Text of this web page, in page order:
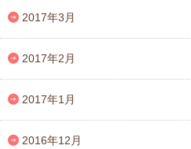
2017年3月
2017年2月
2017年1月
2016年12月